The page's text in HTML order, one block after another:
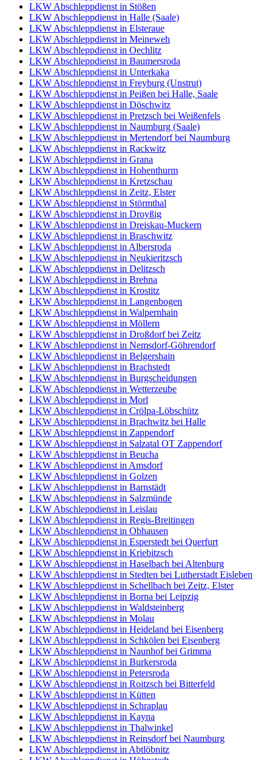
LKW Abschleppdienst in Stößen
LKW Abschleppdienst in Halle (Saale)
LKW Abschleppdienst in Elsteraue
LKW Abschleppdienst in Meineweh
LKW Abschleppdienst in Oechlitz
LKW Abschleppdienst in Baumersroda
LKW Abschleppdienst in Unterkaka
LKW Abschleppdienst in Freyburg (Unstrut)
LKW Abschleppdienst in Peißen bei Halle, Saale
LKW Abschleppdienst in Döschwitz
LKW Abschleppdienst in Pretzsch bei Weißenfels
LKW Abschleppdienst in Naumburg (Saale)
LKW Abschleppdienst in Mertendorf bei Naumburg
LKW Abschleppdienst in Rackwitz
LKW Abschleppdienst in Grana
LKW Abschleppdienst in Hohenthurm
LKW Abschleppdienst in Kretzschau
LKW Abschleppdienst in Zeitz, Elster
LKW Abschleppdienst in Störmthal
LKW Abschleppdienst in Droyßig
LKW Abschleppdienst in Dreiskau-Muckern
LKW Abschleppdienst in Braschwitz
LKW Abschleppdienst in Albersroda
LKW Abschleppdienst in Neukieritzsch
LKW Abschleppdienst in Delitzsch
LKW Abschleppdienst in Brehna
LKW Abschleppdienst in Krostitz
LKW Abschleppdienst in Langenbogen
LKW Abschleppdienst in Walpernhain
LKW Abschleppdienst in Möllern
LKW Abschleppdienst in Droßdorf bei Zeitz
LKW Abschleppdienst in Nemsdorf-Göhrendorf
LKW Abschleppdienst in Belgershain
LKW Abschleppdienst in Brachstedt
LKW Abschleppdienst in Burgscheidungen
LKW Abschleppdienst in Wetterzeube
LKW Abschleppdienst in Morl
LKW Abschleppdienst in Crölpa-Löbschütz
LKW Abschleppdienst in Brachwitz bei Halle
LKW Abschleppdienst in Zappendorf
LKW Abschleppdienst in Salzatal OT Zappendorf
LKW Abschleppdienst in Beucha
LKW Abschleppdienst in Amsdorf
LKW Abschleppdienst in Golzen
LKW Abschleppdienst in Barnstädt
LKW Abschleppdienst in Salzmünde
LKW Abschleppdienst in Leislau
LKW Abschleppdienst in Regis-Breitingen
LKW Abschleppdienst in Obhausen
LKW Abschleppdienst in Esperstedt bei Querfurt
LKW Abschleppdienst in Kriebitzsch
LKW Abschleppdienst in Haselbach bei Altenburg
LKW Abschleppdienst in Stedten bei Lutherstadt Eisleben
LKW Abschleppdienst in Schellbach bei Zeitz, Elster
LKW Abschleppdienst in Borna bei Leipzig
LKW Abschleppdienst in Waldsteinberg
LKW Abschleppdienst in Molau
LKW Abschleppdienst in Heideland bei Eisenberg
LKW Abschleppdienst in Schkölen bei Eisenberg
LKW Abschleppdienst in Naunhof bei Grimma
LKW Abschleppdienst in Burkersroda
LKW Abschleppdienst in Petersroda
LKW Abschleppdienst in Roitzsch bei Bitterfeld
LKW Abschleppdienst in Kütten
LKW Abschleppdienst in Schraplau
LKW Abschleppdienst in Kayna
LKW Abschleppdienst in Thalwinkel
LKW Abschleppdienst in Reinsdorf bei Naumburg
LKW Abschleppdienst in Abtlöbnitz